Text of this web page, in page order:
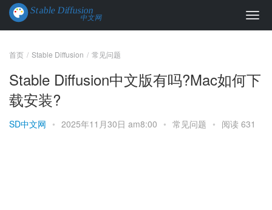
首页 Stable Diffusion 常见问题
Stable Diffusion中文版有吗?Mac如何下
载安装?
SD中文网 • 2025年11月30日 am8:00 • 常见问题 • 阅读 631